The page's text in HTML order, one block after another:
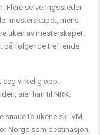
Flere serveringssteder
mesterskapet, mens
uken av mesterskapet.
på følgende treffende
seg virkelig opp.
sier han til NRK.
snaue to ukene ski-VM
Norge som destinasjon,